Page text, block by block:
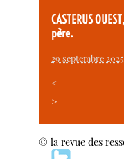
CASTERUS
père.
29 septembre 2025
<
>
© la revue des